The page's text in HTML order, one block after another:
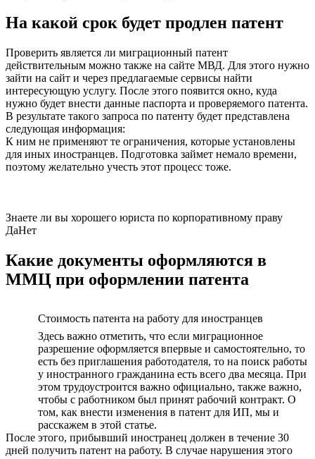
На какой срок будет продлен патент
Проверить является ли миграционный патент
действительным можно также на сайте МВД. Для этого нужно
зайти на сайт и через предлагаемые сервисы найти
интересующую услугу. После этого появится окно, куда
нужно будет внести данные паспорта и проверяемого патента.
В результате такого запроса по патенту будет представлена
следующая информация:
К ним не применяют те ограничения, которые установлены
для иных иностранцев. Подготовка займет немало времени,
поэтому желательно учесть этот процесс тоже.
Знаете ли вы хорошего юриста по корпоративному праву
ДаНет
Какие документы оформляются в
ММЦ при оформлении патента
Стоимость патента на работу для иностранцев
Здесь важно отметить, что если миграционное
разрешение оформляется впервые и самостоятельно, то
есть без приглашения работодателя, то на поиск работы
у иностранного гражданина есть всего два месяца. При
этом трудоустроится важно официально, также важно,
чтобы с работником был принят рабочий контракт. О
том, как внести изменения в патент для ИП, мы и
расскажем в этой статье.
После этого, прибывший иностранец должен в течение 30
дней получить патент на работу. В случае нарушения этого